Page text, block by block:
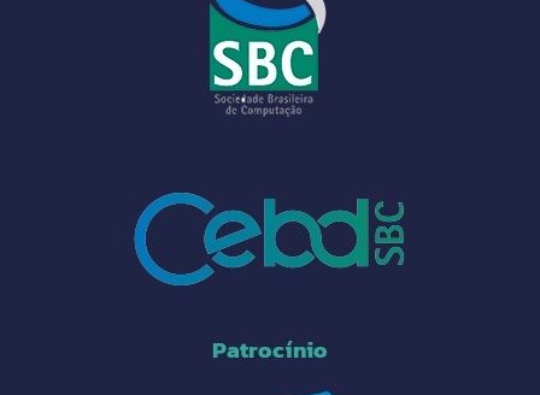
Patrocínio